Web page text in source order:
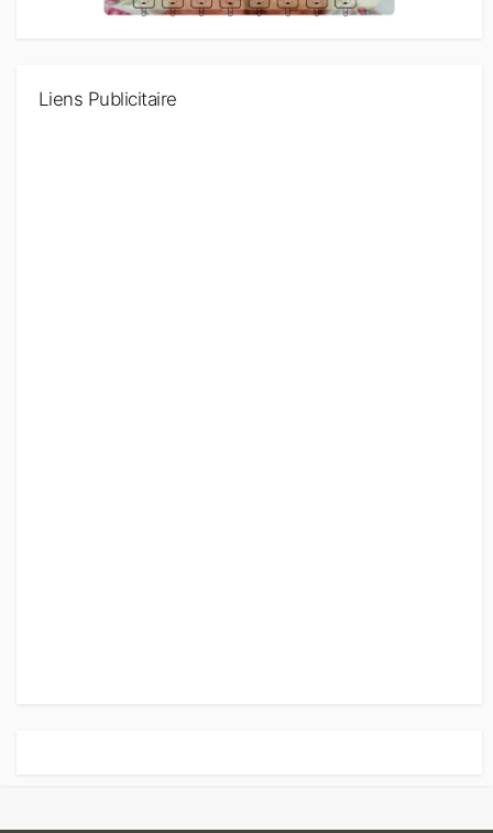
Liens Publicitaire